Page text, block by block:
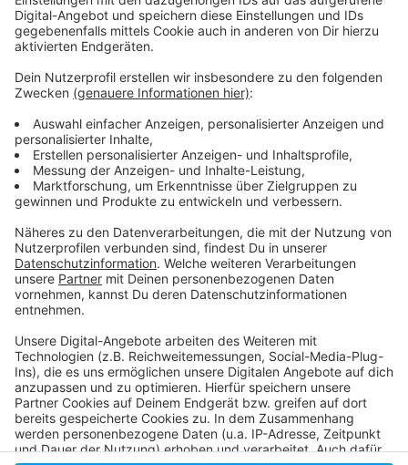
Weitere Infos und Links zum Thema
Anzeige
Das E-Rezept für Deutschland
Bundesministerium für Gesundheit über E-Rezepte
darüber berichtet)
Anzeige
Anzeige